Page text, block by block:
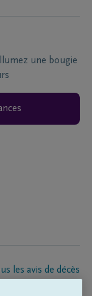
une bougie
les avis de décès